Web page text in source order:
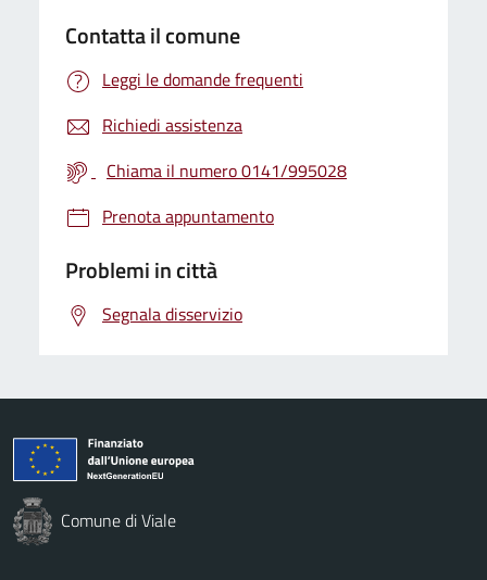
Contatta il comune
Leggi le domande frequenti
Richiedi assistenza
Chiama il numero 0141/995028
Prenota appuntamento
Problemi in città
Segnala disservizio
Comune di Viale